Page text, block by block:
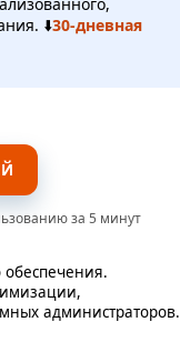
⬇️30-дневная
за 5 минут
администраторов.